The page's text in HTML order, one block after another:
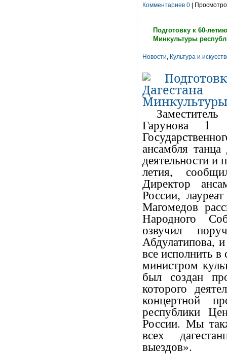
Комментариев 0 |
Подготовку к 60-
Минкультуры
Новости, Культура и
Гарунова 1
ансамбля
деятельности и
летия,
Директор
России,
Магомедов
Народного
озвучил
Абдулатипова,
все исполнить
министром
был создан
которого
концертной
республики
России. Мы
всех
выездов».